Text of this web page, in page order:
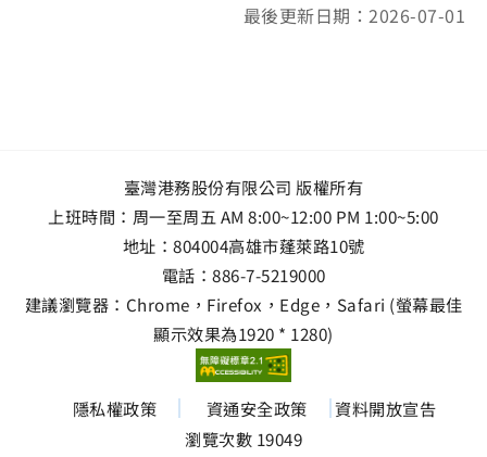
最後更新日期：2026-07-01
臺灣港務股份有限公司 版權所有
上班時間：周一至周五 AM 8:00~12:00 PM 1:00~5:00
地址： 804004高雄市蓬萊路10號
電話： 886-7-5219000
建議瀏覽器：Chrome，Firefox，Edge，Safari (螢幕最佳
顯示效果為1920 * 1280)
隱私權政策 資通安全政策
資料開放宣告
瀏覽次數 19049